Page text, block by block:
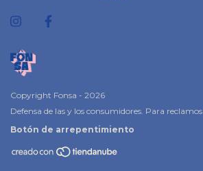
Copyright Fonsa - 2026
Defensa de las y los consumidores. Para reclamos
Botón de arrepentimiento